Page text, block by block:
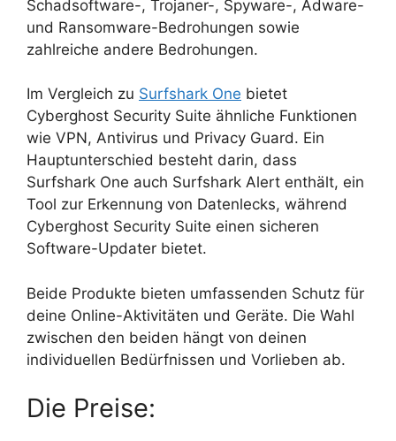
Schadsoftware-, Trojaner-, Spyware-, Adware-
und Ransomware-Bedrohungen sowie
zahlreiche andere Bedrohungen.
Im Vergleich zu Surfshark One bietet
Cyberghost Security Suite ähnliche Funktionen
wie VPN, Antivirus und Privacy Guard. Ein
Hauptunterschied besteht darin, dass
Surfshark One auch Surfshark Alert enthält, ein
Tool zur Erkennung von Datenlecks, während
Cyberghost Security Suite einen sicheren
Software-Updater bietet.
Beide Produkte bieten umfassenden Schutz für
deine Online-Aktivitäten und Geräte. Die Wahl
zwischen den beiden hängt von deinen
individuellen Bedürfnissen und Vorlieben ab.
Die Preise: